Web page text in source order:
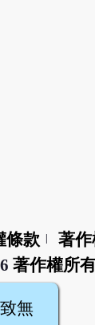
條款
著作
著作權所
無